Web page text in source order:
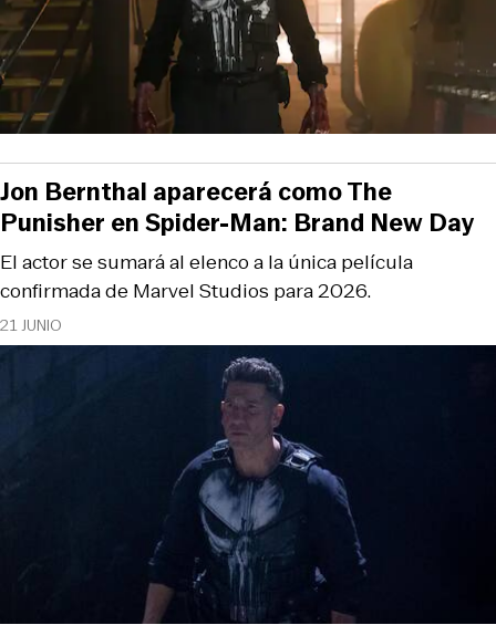
21 JUNIO
El actor se sumará al elenco a la única película
confirmada de Marvel Studios para 2026.
Jon Bernthal aparecerá como The
Punisher en Spider-Man: Brand New Day